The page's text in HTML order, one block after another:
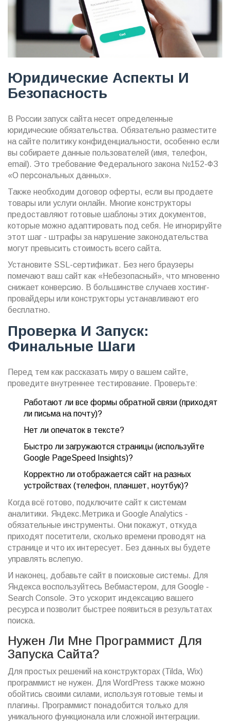
Юридические Аспекты И
Безопасность
В России запуск сайта несет определенные
юридические обязательства. Обязательно разместите
на сайте политику конфиденциальности, особенно если
вы собираете данные пользователей (имя, телефон,
email). Это требование Федерального закона №152-ФЗ
«О персональных данных».
Также необходим договор оферты, если вы продаете
товары или услуги онлайн. Многие конструкторы
предоставляют готовые шаблоны этих документов,
которые можно адаптировать под себя. Не игнорируйте
этот шаг - штрафы за нарушение законодательства
могут превысить стоимость всего сайта.
Установите SSL-сертификат. Без него браузеры
помечают ваш сайт как «Небезопасный», что мгновенно
снижает конверсию. В большинстве случаев хостинг-
провайдеры или конструкторы устанавливают его
бесплатно.
Проверка И Запуск:
Финальные Шаги
Перед тем как рассказать миру о вашем сайте,
проведите внутреннее тестирование. Проверьте:
Работают ли все формы обратной связи (приходят
ли письма на почту)?
Нет ли опечаток в тексте?
Быстро ли загружаются страницы (используйте
Google PageSpeed Insights)?
Корректно ли отображается сайт на разных
устройствах (телефон, планшет, ноутбук)?
Когда всё готово, подключите сайт к системам
аналитики. Яндекс.Метрика и Google Analytics -
обязательные инструменты. Они покажут, откуда
приходят посетители, сколько времени проводят на
странице и что их интересует. Без данных вы будете
управлять вслепую.
И наконец, добавьте сайт в поисковые системы. Для
Яндекса воспользуйтесь Вебмастером, для Google -
Search Console. Это ускорит индексацию вашего
ресурса и позволит быстрее появиться в результатах
поиска.
Нужен Ли Мне Программист Для
Запуска Сайта?
Для простых решений на конструкторах (Tilda, Wix)
программист не нужен. Для WordPress также можно
обойтись своими силами, используя готовые темы и
плагины. Программист понадобится только для
уникального функционала или сложной интеграции.